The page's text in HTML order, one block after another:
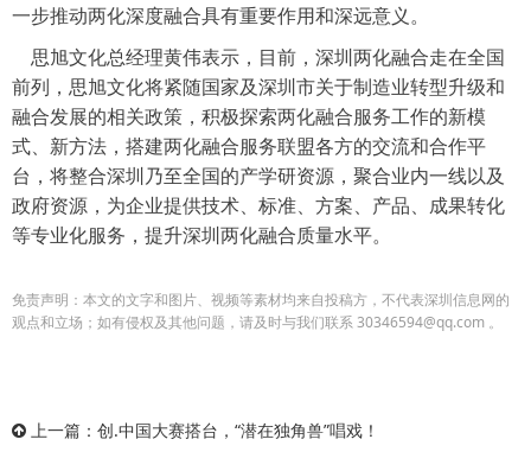
一步推动两化深度融合具有重要作用和深远意义。
思旭文化总经理黄伟表示，目前，深圳两化融合走在全国
前列，思旭文化将紧随国家及深圳市关于制造业转型升级和
融合发展的相关政策，积极探索两化融合服务工作的新模
式、新方法，搭建两化融合服务联盟各方的交流和合作平
台，将整合深圳乃至全国的产学研资源，聚合业内一线以及
政府资源，为企业提供技术、标准、方案、产品、成果转化
等专业化服务，提升深圳两化融合质量水平。
免责声明：本文的文字和图片、视频等素材均来自投稿方，不代表深圳信息网的
观点和立场；如有侵权及其他问题，请及时与我们联系 30346594@qq.com 。
上一篇： 创.中国大赛搭台，“潜在独角兽”唱戏！